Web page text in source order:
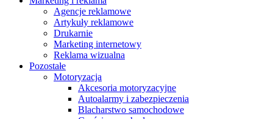
Agencje reklamowe
Artykuły reklamowe
Drukarnie
Marketing internetowy
Reklama wizualna
Pozostałe
Motoryzacja
Akcesoria motoryzacyjne
Autoalarmy i zabezpieczenia
Blacharstwo samochodowe